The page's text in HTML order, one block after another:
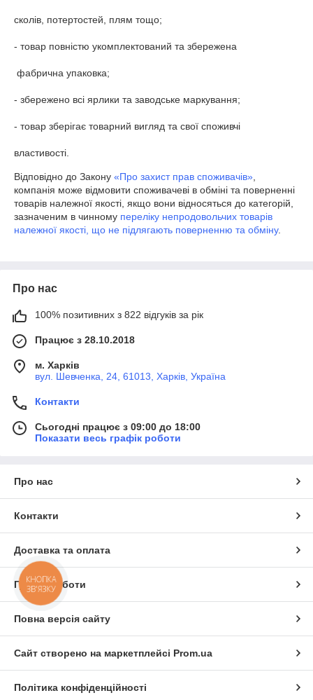
сколів, потертостей, плям тощо;
- товар повністю укомплектований та збережена
- збережено всі ярлики та заводське маркування;
- товар зберігає товарний вигляд та свої споживчі
властивості.
Відповідно до Закону «Про захист прав споживачів»
компанія може відмовити споживачеві в обміні та поверненні
товарів належної якості, якщо вони відносяться до категорій,
зазначеним в чинному переліку непродовольчих товарів
належної якості, що не підлягають поверненню та обміну.
Про нас
100% позитивних з 822 відгуків за рік
Працює з 28.10.2018
м. Харків
вул. Шевченка, 24, 61013, Харків, Україна
Контакти
Сьогодні працює з 09:00 до 18:00
Показати весь графік роботи
Про нас
Контакти
Доставка та оплата
Графік роботи
Повна версія сайту
Сайт створено на маркетплейсі Prom.ua
Політика конфіденційності
КНОПКА
ЗВ'ЯЗКУ